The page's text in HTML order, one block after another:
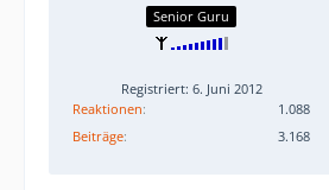
Senior Guru
Registriert: 6. Juni 2012
Reaktionen
1.088
Beiträge
3.168